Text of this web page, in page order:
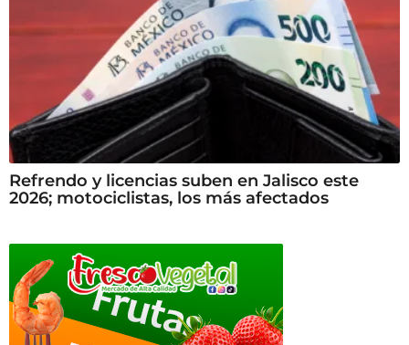
Refrendo y licencias suben en Jalisco este
2026; motociclistas, los más afectados